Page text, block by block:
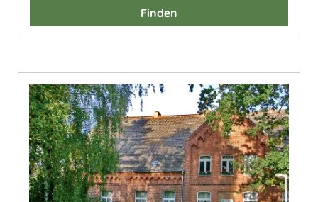
Finden